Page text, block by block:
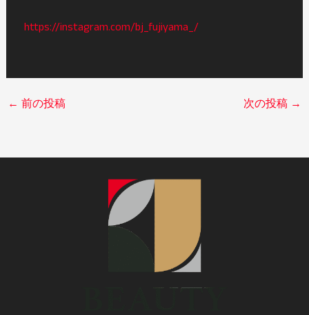
https://instagram.com/bj_fujiyama_/⠀
← 前の投稿 次の投稿 →